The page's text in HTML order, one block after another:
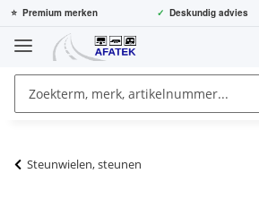
⭐ Premium merken ✓ Deskundig advies
Steunwielen, steunen